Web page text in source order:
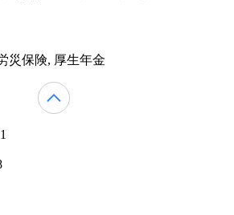
災保険, 厚生年金